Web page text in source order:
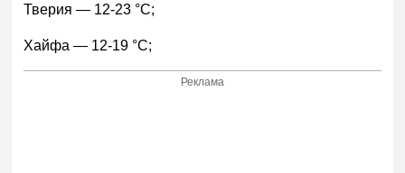
Тверия — 12-23 °С;
Хайфа — 12-19 °С;
Реклама